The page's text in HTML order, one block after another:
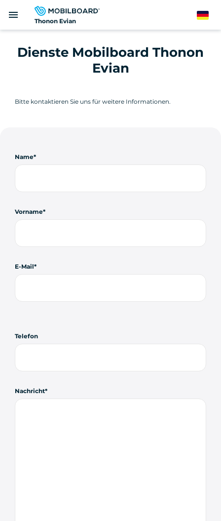
zum
Thonon Evian
menu German
Dienste Mobilboard Thonon
Evian
Bitte kontaktieren Sie uns für weitere Informationen.
Name
Vorname
E-Mail
Telefon
Nachricht